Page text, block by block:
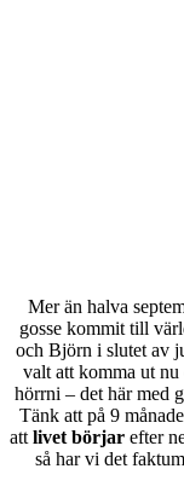
Mer än halva
gosse kommit till
och Björn i slutet av
valt att komma ut
hörrni – det här med
Tänk att på 9
att livet börjar efter
så har vi det